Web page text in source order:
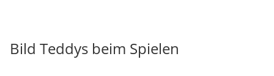
Bild Teddys beim Spielen